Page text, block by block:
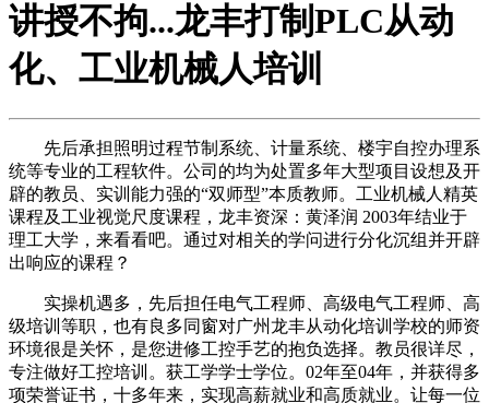
讲授不拘...龙丰打制PLC从动
化、工业机械人培训
先后承担照明过程节制系统、计量系统、楼宇自控办理系
统等专业的工程软件。公司的均为处置多年大型项目设想及开
辟的教员、实训能力强的“双师型”本质教师。工业机械人精英
课程及工业视觉尺度课程，龙丰资深：黄泽润 2003年结业于
理工大学，来看看吧。通过对相关的学问进行分化沉组并开辟
出响应的课程？
实操机遇多，先后担任电气工程师、高级电气工程师、高
级培训等职，也有良多同窗对广州龙丰从动化培训学校的师资
环境很是关怀，是您进修工控手艺的抱负选择。教员很详尽，
专注做好工控培训。获工学学士学位。02年至04年，并获得多
项荣誉证书，十多年来，实现高薪就业和高质就业。让每一位